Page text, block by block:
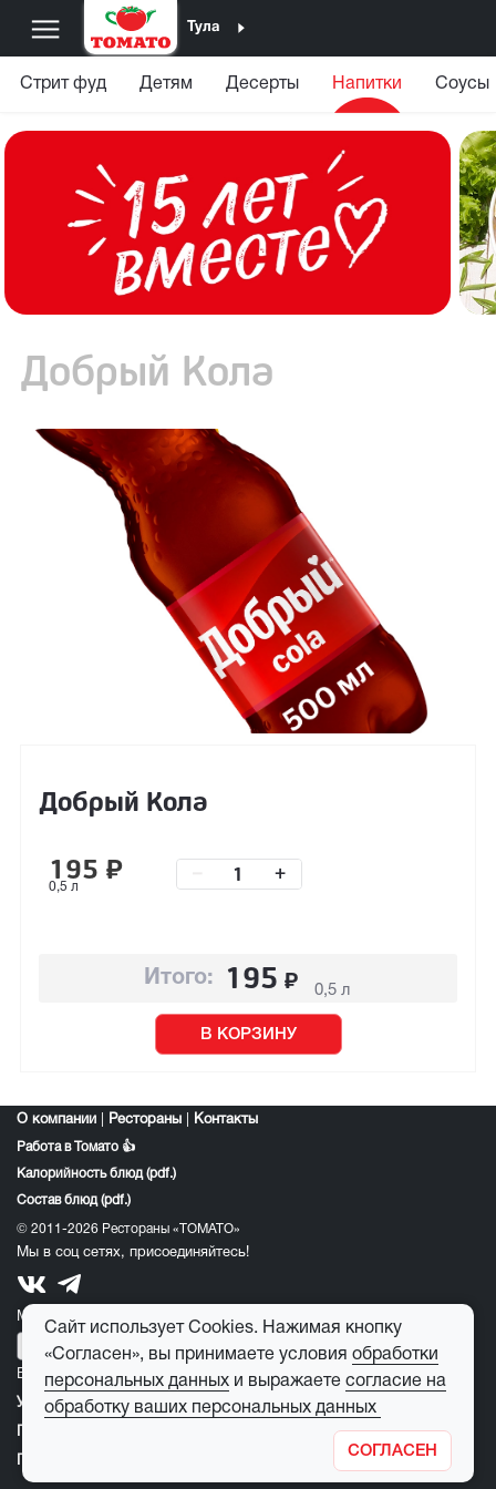
Тула
Стрит фуд Детям Десерты Напитки Соусы
Добрый Кола
Добрый Кола
195 ₽
0,5 л
+
Итого: 195 ₽ 0,5 л
В КОРЗИНУ
О компании Рестораны Контакты
Работа в Томато 👍
Калорийность блюд (pdf.)
Состав блюд (pdf.)
© 2011-2026 Рестораны «ТОМАТО»
Мы в соц сетях, присоединяйтесь!
Мобильное приложение томато:
E-mail для обратной связи: feedback@tomato-pizza.ru
Условия обработки персональных данных
Сайт использует Cookies. Нажимая кнопку
«Согласен», вы принимаете условия обработки
персональных данных и выражаете согласие на
обработку ваших персональных данных
СОГЛАСЕН